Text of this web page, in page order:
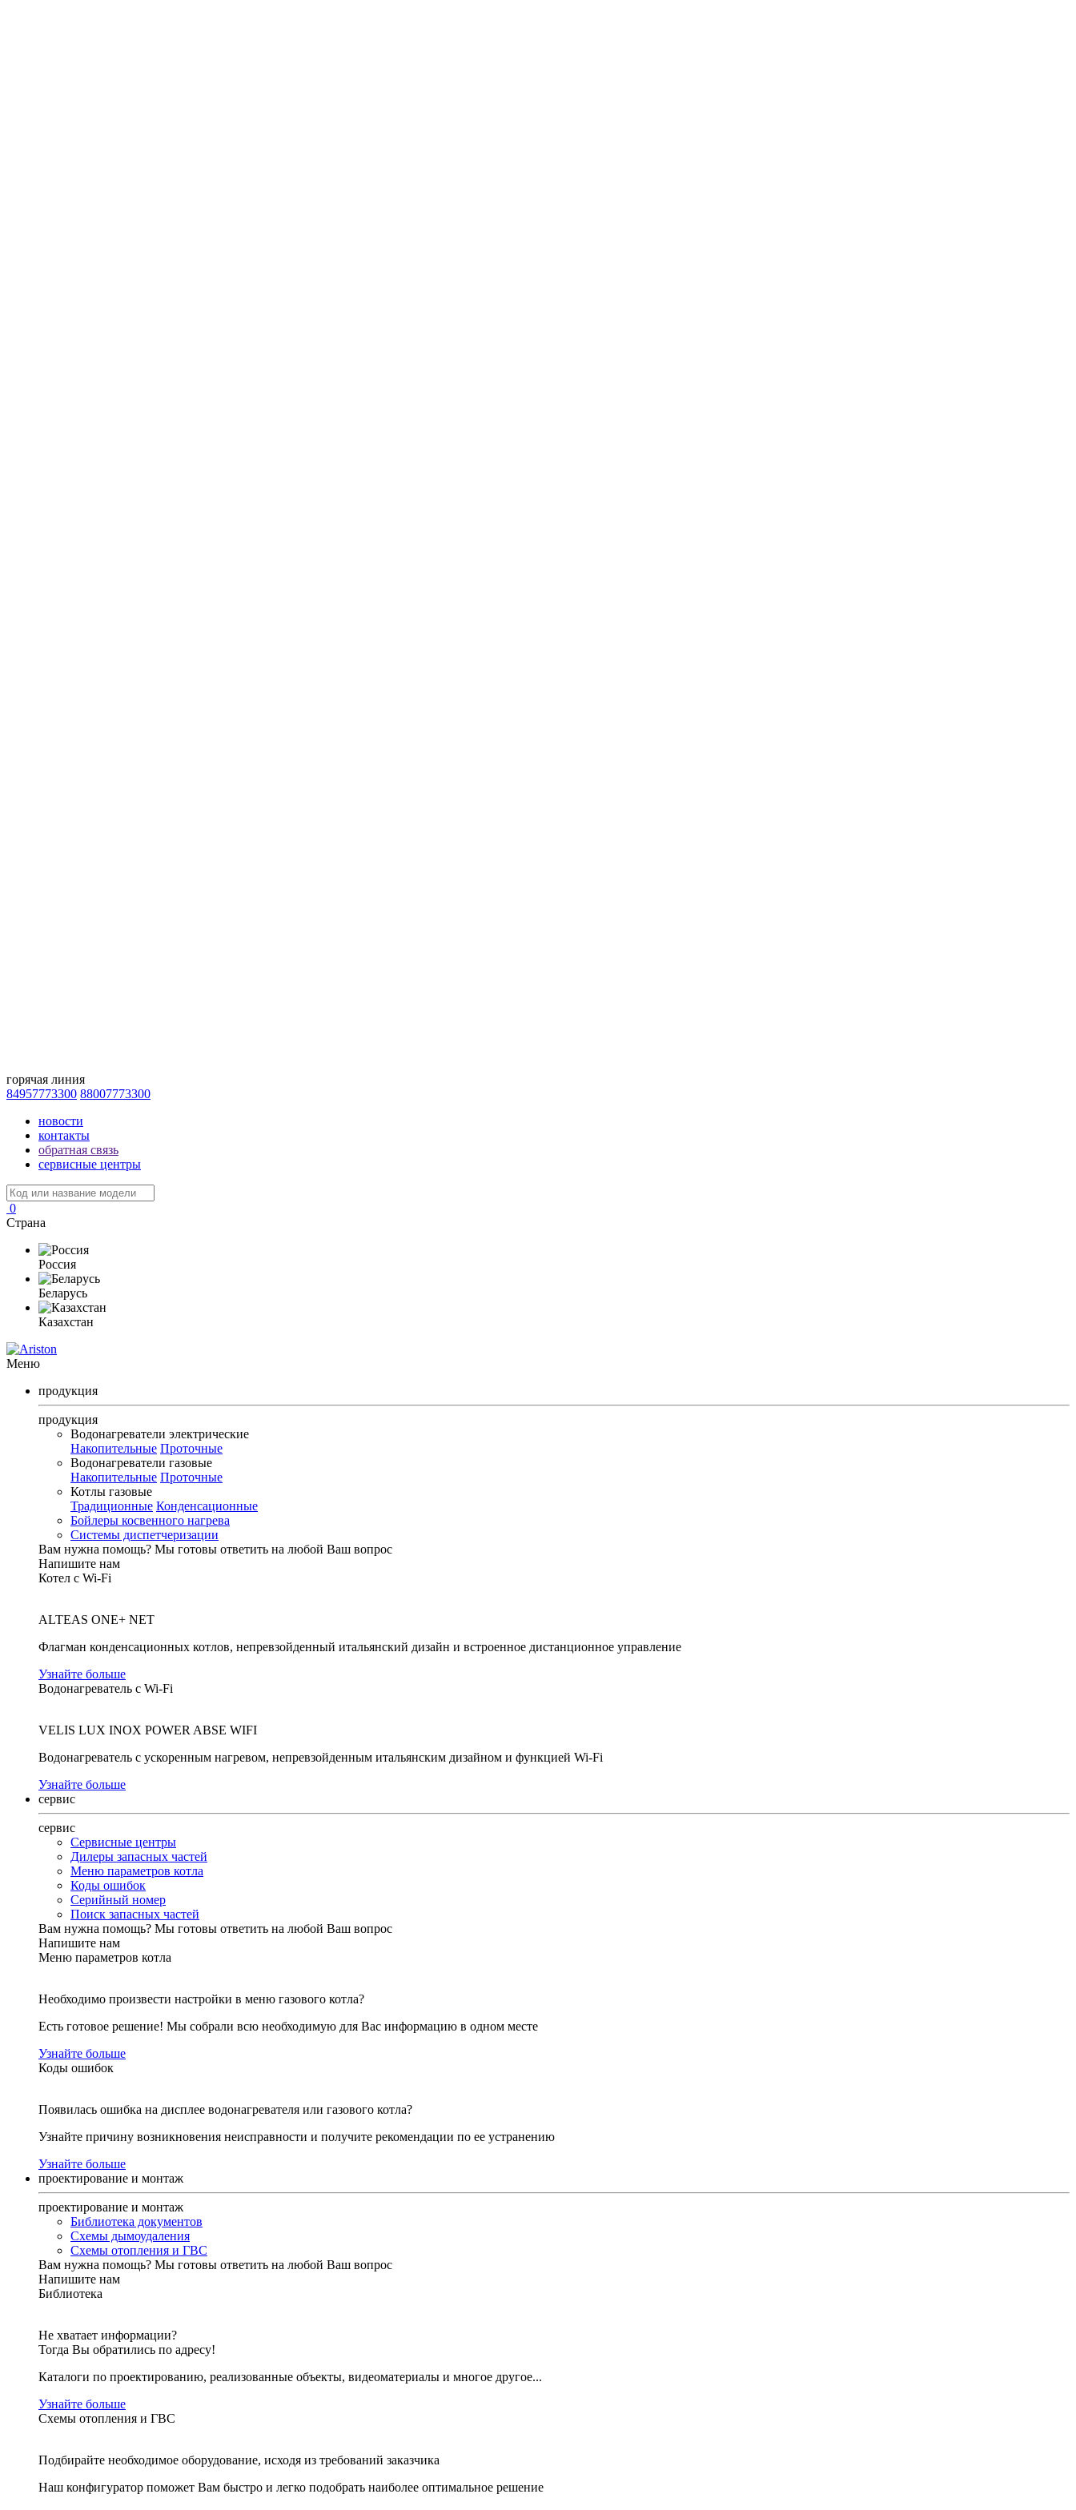
горячая линия
84957773300 88007773300
новости
контакты
обратная связь
сервисные центры
0
Страна
Россия
Беларусь
Казахстан
Меню
продукция
продукция
Водонагреватели электрические
Накопительные Проточные
Водонагреватели газовые
Накопительные Проточные
Котлы газовые
Традиционные Конденсационные
Бойлеры косвенного нагрева
Системы диспетчеризации
Вам нужна помощь? Мы готовы ответить на любой Ваш вопрос
Напишите нам
Котел с Wi-Fi
ALTEAS ONE+ NET
Флагман конденсационных котлов, непревзойденный итальянский дизайн и встроенное дистанционное управление
Узнайте больше
Водонагреватель с Wi-Fi
VELIS LUX INOX POWER ABSE WIFI
Водонагреватель с ускоренным нагревом, непревзойденным итальянским дизайном и функцией Wi-Fi
Узнайте больше
сервис
сервис
Сервисные центры
Дилеры запасных частей
Меню параметров котла
Коды ошибок
Серийный номер
Поиск запасных частей
Вам нужна помощь? Мы готовы ответить на любой Ваш вопрос
Напишите нам
Меню параметров котла
Необходимо произвести настройки в меню газового котла?
Есть готовое решение! Мы собрали всю необходимую для Вас информацию в одном месте
Узнайте больше
Коды ошибок
Появилась ошибка на дисплее водонагревателя или газового котла?
Узнайте причину возникновения неисправности и получите рекомендации по ее устранению
Узнайте больше
проектирование и монтаж
проектирование и монтаж
Библиотека документов
Схемы дымоудаления
Схемы отопления и ГВС
Вам нужна помощь? Мы готовы ответить на любой Ваш вопрос
Напишите нам
Библиотека
Не хватает информации?
Тогда Вы обратились по адресу!
Каталоги по проектированию, реализованные объекты, видеоматериалы и многое другое...
Узнайте больше
Схемы отопления и ГВС
Подбирайте необходимое оборудование, исходя из требований заказчика
Наш конфигуратор поможет Вам быстро и легко подобрать наиболее оптимальное решение